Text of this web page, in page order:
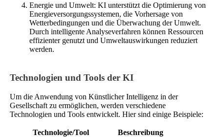
Energie und Umwelt: KI unterstützt die Optimierung von
Energieversorgungssystemen, die Vorhersage von
Wetterbedingungen und die Überwachung der Umwelt.
Durch intelligente Analyseverfahren können Ressourcen
effizienter genutzt und Umweltauswirkungen reduziert
werden.
Technologien und Tools der KI
Um die Anwendung von Künstlicher Intelligenz in der
Gesellschaft zu ermöglichen, werden verschiedene
Technologien und Tools entwickelt. Hier sind einige Beispiele:
Technologie/Tool Beschreibung